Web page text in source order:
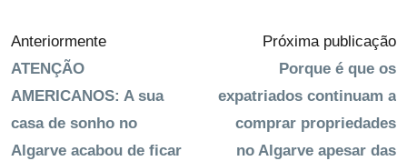
Anteriormente
ATENÇÃO
AMERICANOS: A sua
casa de sonho no
Algarve acabou de ficar
Próxima publicação
Porque é que os
expatriados continuam a
comprar propriedades
no Algarve apesar das